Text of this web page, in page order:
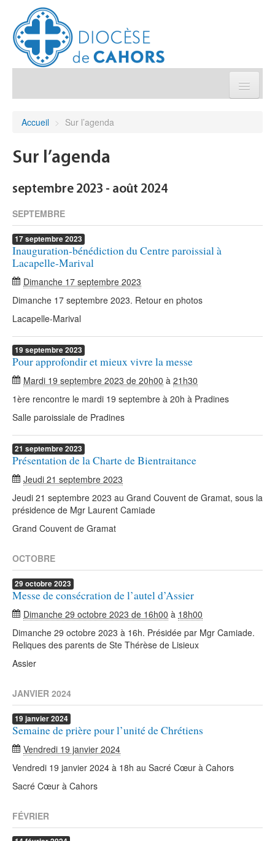
Agenda diocésain
Je donne
Accueil > Sur l’agenda
Sur l’agenda
septembre 2023 - août 2024
SEPTEMBRE
17septembre2023
Inauguration-bénédiction du Centre paroissial à
Lacapelle-Marival
Dimanche 17 septembre 2023
Dimanche 17 septembre 2023. Retour en photos
Lacapelle-Marival
19 septembre2023
Pour approfondir et mieux vivre la messe
Mardi 19 septembre 2023 de 20h00 à 21h30
1ère rencontre le mardi 19 septembre à 20h à Pradines
Salle paroissiale de Pradines
21 septembre2023
Présentation de la Charte de Bientraitance
Jeudi 21 septembre 2023
Jeudi 21 septembre 2023 au Grand Couvent de Gramat, sous la
présidence de Mgr Laurent Camiade
Grand Couvent de Gramat
OCTOBRE
29 octobre2023
Messe de consécration de l’autel d’Assier
Dimanche 29 octobre 2023 de 16h00 à 18h00
Dimanche 29 octobre 2023 à 16h. Présidée par Mgr Camiade.
Reliques des parents de Ste Thérèse de Lisieux
Assier
JANVIER 2024
19 janvier2024
Semaine de prière pour l’unité de Chrétiens
Vendredi 19 janvier 2024
Vendredi 19 janvier 2024 à 18h au Sacré Cœur à Cahors
Sacré Cœur à Cahors
FÉVRIER